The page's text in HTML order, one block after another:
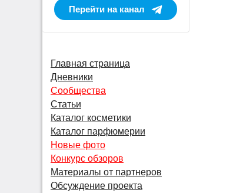
Перейти на канал
Главная страница
Дневники
Сообщества
Статьи
Каталог косметики
Каталог парфюмерии
Новые фото
Конкурс обзоров
Материалы от партнеров
Обсуждение проекта